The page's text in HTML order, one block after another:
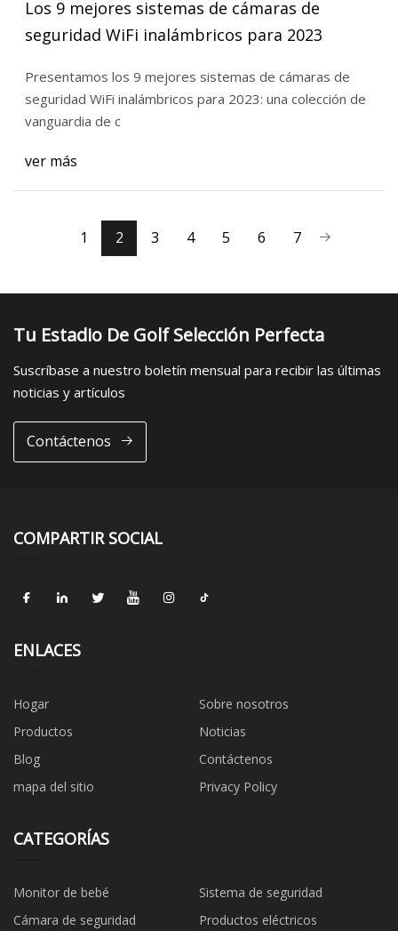
Los 9 mejores sistemas de cámaras de
seguridad WiFi inalámbricos para 2023
Presentamos los 9 mejores sistemas de cámaras de
seguridad WiFi inalámbricos para 2023: una colección de
vanguardia de c
ver más
1 2 3 4 5 6 7
Tu Estadio De Golf Selección Perfecta
Suscríbase a nuestro boletín mensual para recibir las últimas
noticias y artículos
Contáctenos
COMPARTIR SOCIAL
ENLACES
Hogar
Sobre nosotros
Productos
Noticias
Blog
Contáctenos
mapa del sitio
Privacy Policy
CATEGORÍAS
Monitor de bebé
Sistema de seguridad
Cámara de seguridad
Productos eléctricos